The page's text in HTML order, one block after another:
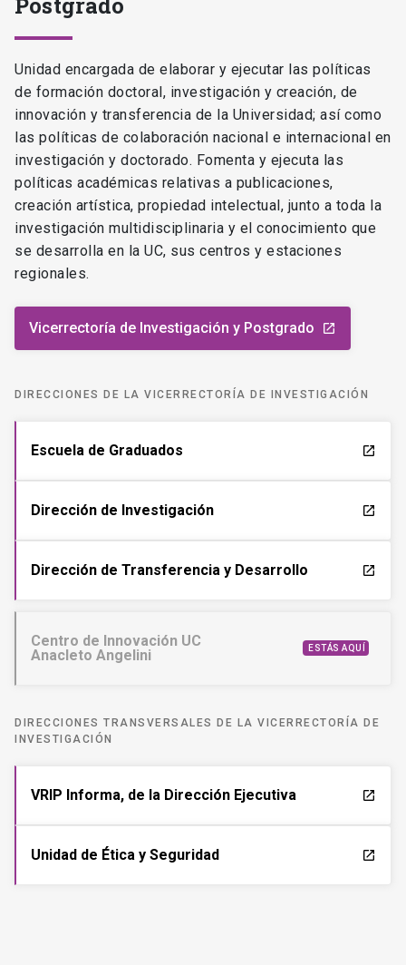
Vicerrectoría de Investigación y Postgrado
DIRECCIONES DE LA VICERRECTORÍA DE INVESTIGACIÓN
Escuela de Graduados launch
Dirección de Investigación
Dirección de Transferencia y Desarrollo
Centro de Innovación UC
Anacleto Angelini
ESTÁS AQUÍ
INVESTIGACIÓN
VRIP Informa, de la Dirección Ejecutiva launch
Unidad de Ética y Seguridad launch
CENTRO DE INNOVACIÓN UC
Av. Vicuña Mackenna 4860, Macul. Santiago, Chile